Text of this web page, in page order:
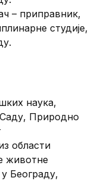
– приправник,
студије,
наука,
Природно
области
животне
Београду,